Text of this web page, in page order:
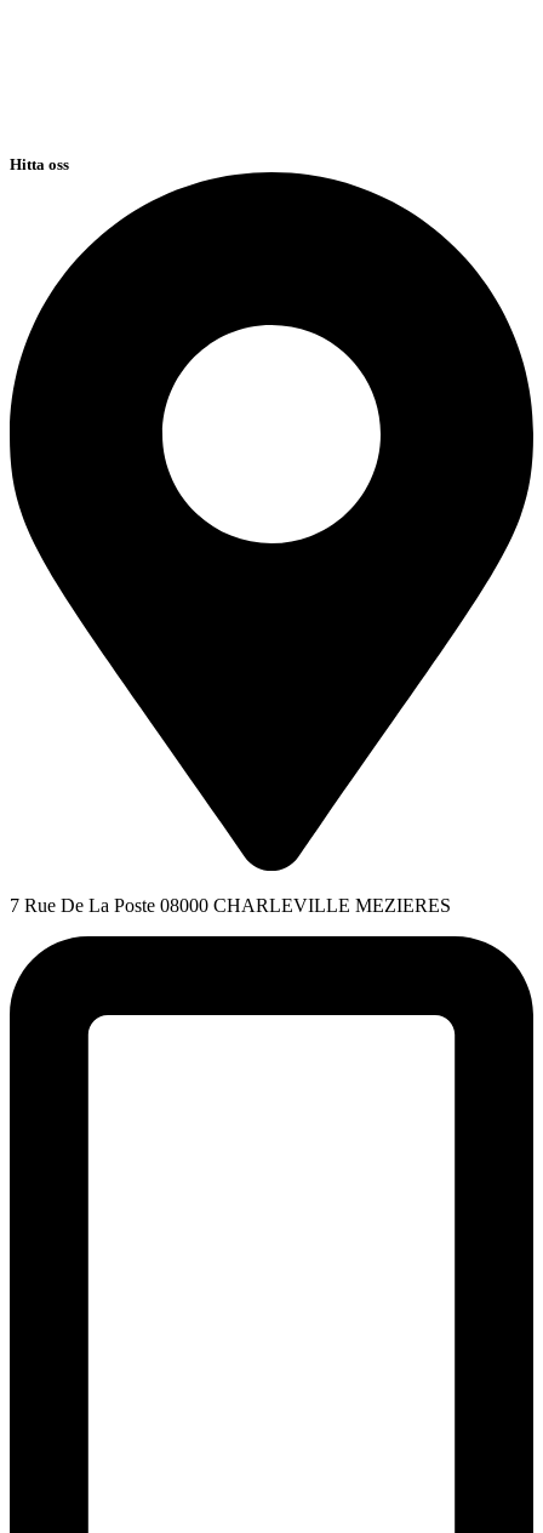
Hitta oss
7 Rue De La Poste 08000 CHARLEVILLE MEZIERES